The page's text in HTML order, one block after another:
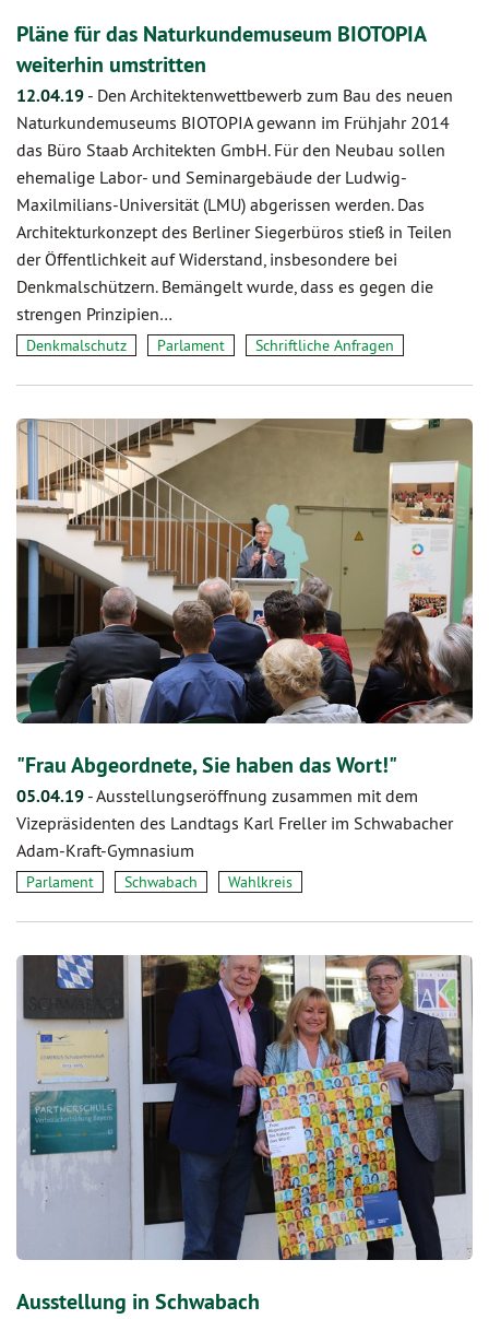
Pläne für das Naturkundemuseum BIOTOPIA
weiterhin umstritten
12.04.19 - Den Architektenwettbewerb zum Bau des neuen
Naturkundemuseums BIOTOPIA gewann im Frühjahr 2014
das Büro Staab Architekten GmbH. Für den Neubau sollen
ehemalige Labor- und Seminargebäude der Ludwig-
Maxilmilians-Universität (LMU) abgerissen werden. Das
Architekturkonzept des Berliner Siegerbüros stieß in Teilen
der Öffentlichkeit auf Widerstand, insbesondere bei
Denkmalschützern. Bemängelt wurde, dass es gegen die
strengen Prinzipien…
Denkmalschutz Parlament Schriftliche Anfragen
"Frau Abgeordnete, Sie haben das Wort!"
05.04.19 -Ausstellungseröffnung zusammen mit dem
Vizepräsidenten des Landtags Karl Freller im Schwabacher
Adam-Kraft-Gymnasium
Parlament Schwabach Wahlkreis
Ausstellung in Schwabach